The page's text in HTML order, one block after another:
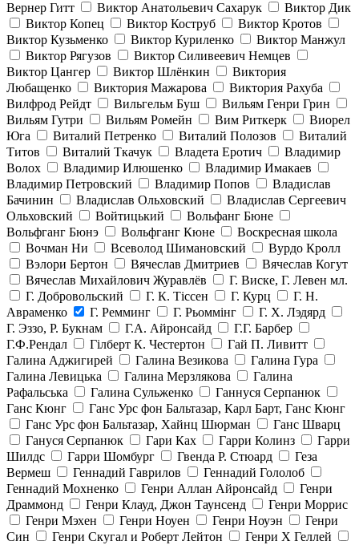
Вернер Гитт
Виктор Анатольевич Сахарук
Виктор Дик
Виктор Копец
Виктор Коструб
Виктор Кротов
Виктор Кузьменко
Виктор Куриленко
Виктор Манжул
Виктор Рягузов
Виктор Силивеевич Немцев
Виктор Цангер
Виктор Шлёнкин
Виктория
Любащенко
Виктория Мажарова
Виктория Рахуба
Вилфрод Рейдт
Вильгельм Буш
Вильям Генри Грин
Вильям Гутри
Вильям Ромейн Вим Риткерк
Виорел
Юга
Виталий Петренко Виталий Полозов
Виталий
Титов
Виталий Ткачук Владета Еротич
Владимир
Волох
Владимир Илюшенко
Владимир Имакаев
Владимир Петровский
Владимир Попов
Владислав
Бачинин
Владислав Ольховский
Владислав Сергеевич
Ольховский
Войтицький
Вольфанг Бюне
Вольфганг Бюнэ
Вольфганг Кюне
Воскресная школа
Вочман Ни
Всеволод Шимановский
Вурдо Кролл
Вэлори Бертон
Вячеслав Дмитриев
Вячеслав Когут
Вячеслав Михайлович Журавлёв
Г. Виске, Г. Левен мл.
Г. Добровольский
Г. К. Тiссен Г. Курц
Г. Н.
Авраменко
Г. Ремминг Г. Рьоммінг
Г. Х. Лэдярд
Г. Эззо, Р. Букнам
Г.А. Айронсайд
Г.Г. Барбер
Г.Ф.Рендал
Гілберт К. Честертон
Гай П. Ливитт
Галина Аджигирей
Галина Везикова
Галина Гура
Галина Левицька
Галина Мерзлякова
Галина
Рафальська
Галина Сульженко
Ганнуся Серпанюк
Ганс Кюнг
Ганс Урс фон Бальтазар, Карл Барт, Ганс Кюнг
Ганс Урс фон Бальтазар, Хайнц Шюрман
Ганс Шварц
Гануся Серпанюк
Гари Ках Гарри Колинз
Гарри
Шилдс
Гарри Шомбург Гвенда Р. Стюард
Геза
Вермеш
Геннадий Гаврилов
Геннадий Гололоб
Геннадий Мохненко
Генри Аллан Айронсайд
Генри
Драммонд
Генри Клауд, Джон Таунсенд
Генри Моррис
Генри Мэхен
Генри Ноуен Генри Ноуэн
Генри
Син
Генри Скугал и Роберт Лейтон
Генри Х Геллей